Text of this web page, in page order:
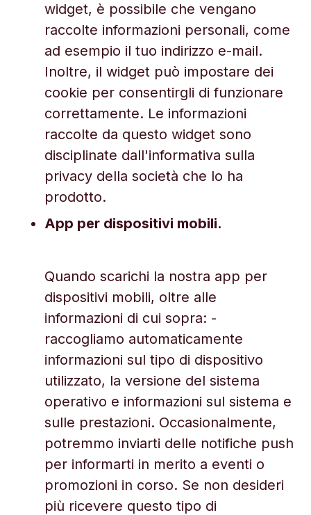
widget, è possibile che vengano
raccolte informazioni personali, come
ad esempio il tuo indirizzo e-mail.
Inoltre, il widget può impostare dei
cookie per consentirgli di funzionare
correttamente. Le informazioni
raccolte da questo widget sono
disciplinate dall'informativa sulla
privacy della società che lo ha
prodotto.
App per dispositivi mobili.
Quando scarichi la nostra app per
dispositivi mobili, oltre alle
informazioni di cui sopra: -
raccogliamo automaticamente
informazioni sul tipo di dispositivo
utilizzato, la versione del sistema
operativo e informazioni sul sistema e
sulle prestazioni. Occasionalmente,
potremmo inviarti delle notifiche push
per informarti in merito a eventi o
promozioni in corso. Se non desideri
più ricevere questo tipo di